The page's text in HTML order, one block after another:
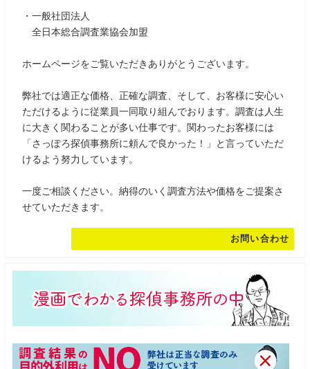
・一般社団法人
全日本総合調査業協会加盟
ホームページをご覧いただきありがとうございます。
弊社では適正な価格、正確な調査、そして、お客様に安心い
ただけるように従業員一同取り組んでおります。調査は人生
に大きく関わることが多い仕事です。関わったお客様には
「さっぽろ探偵事務所に頼んで良かった！」と言っていただ
けるよう努力しています。
一度ご相談ください。納得のいく調査方法や価格をご提案さ
せていただきます。
お問い合わせ